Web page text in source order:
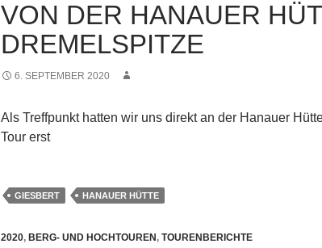
VON DER HANAUER
DREMELSPITZE
6. SEPTEMBER 2020
Als Treffpunkt hatten wir uns direkt an der Hanauer
Tour erst
GIESBERT HANAUER HÜTTE
2020, BERG- UND HOCHTOUREN, TOURENBERICHTE